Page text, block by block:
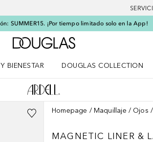
SUMMER15. ¡Por tiempo limitado solo en la App!
A Douglas Home
BIENESTAR
DOUGLAS COLLECTION
Homepage Maquillaje Ojos
MAGNETIC LINER &